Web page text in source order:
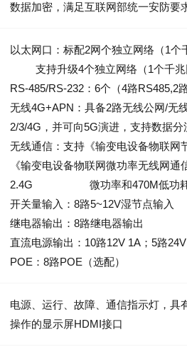
数据加密，满足互联网部统一安防要
以太网口：标配2网个独立网络（
支持升级4个独立网络（1个千兆
RS-485/RS-232：6个（4路RS485,2
无线4G+APN：具备2路无线公网/无
2/3/4G，并可向5G演进，支持数据分
无线通信：支持《输变电设备物联网
《输变电设备物联网微功率无线网
2.4G 微功率和470M低功耗传
开关量输入：8路5~12V湿节点输入
继电器输出：8路继电器输出
直流电源输出：10路12V 1A；5路
POE：8路POE（选配）
电源、运行、故障、通信指示灯，具
操作的显示屏HDMI接口